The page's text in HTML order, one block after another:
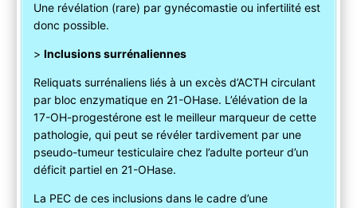
Une révélation (rare) par gynécomastie ou infertilité est
donc possible.
> Inclusions surrénaliennes
Reliquats surrénaliens liés à un excès d’ACTH circulant
par bloc enzymatique en 21-OHase. L’élévation de la
17-OH-progestérone est le meilleur marqueur de cette
pathologie, qui peut se révéler tardivement par une
pseudo-tumeur testiculaire chez l’adulte porteur d’un
déficit partiel en 21-OHase.
La PEC de ces inclusions dans le cadre d’une